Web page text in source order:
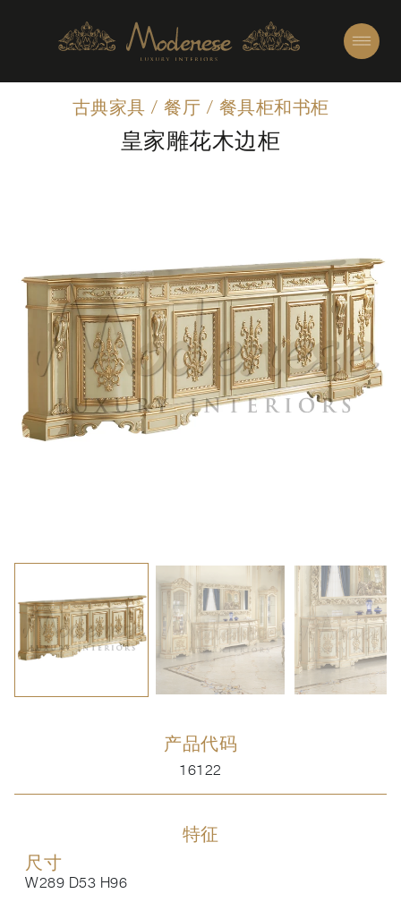
古典家具 / 餐厅 / 餐具柜和书柜
皇家雕花木边柜
产品代码
16122
特征
尺寸
W289 D53 H96